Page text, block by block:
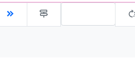
Gehe zu Seite: